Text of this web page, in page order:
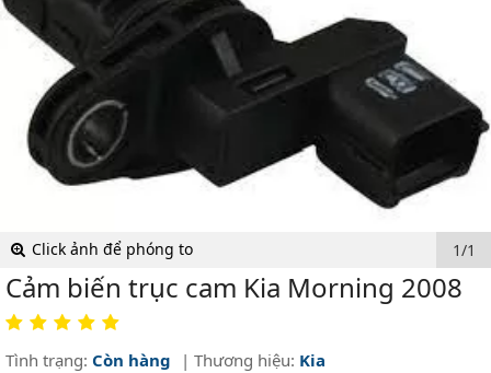
Click ảnh để phóng to 1/1
Cảm biến trục cam Kia Morning 2008
Tình trạng: Còn hàng | Thương hiệu: Kia